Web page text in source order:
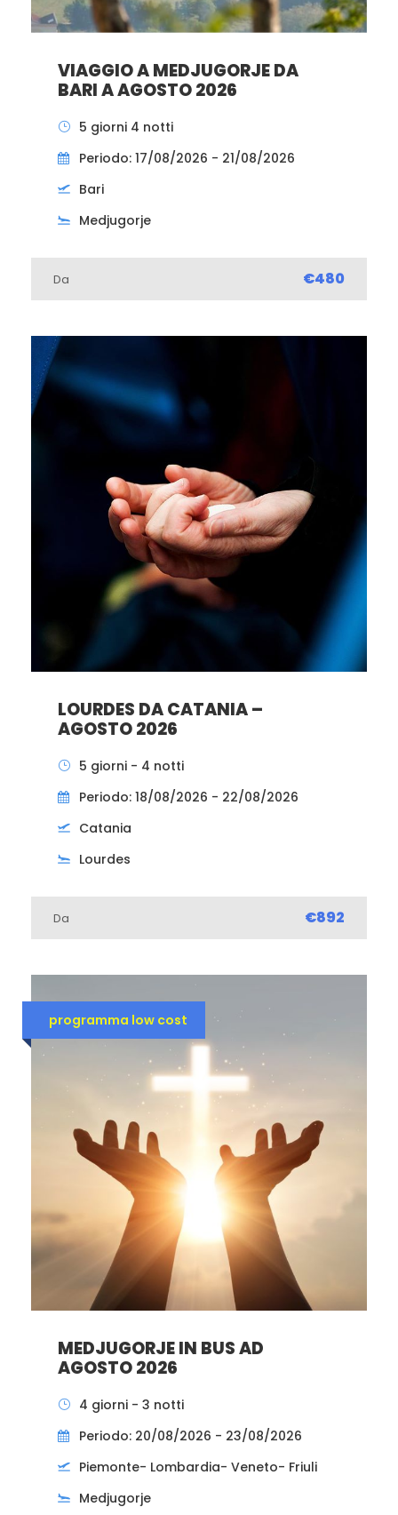
VIAGGIO A MEDJUGORJE DA
BARI A AGOSTO 2026
5 giorni 4 notti
Periodo: 17/08/2026 - 21/08/2026
Bari
Medjugorje
Da €480
LOURDES DA CATANIA –
AGOSTO 2026
5 giorni - 4 notti
Periodo: 18/08/2026 - 22/08/2026
Catania
Lourdes
Da €892
programma low cost
MEDJUGORJE IN BUS AD
AGOSTO 2026
4 giorni - 3 notti
Periodo: 20/08/2026 - 23/08/2026
Piemonte- Lombardia- Veneto- Friuli
Medjugorje